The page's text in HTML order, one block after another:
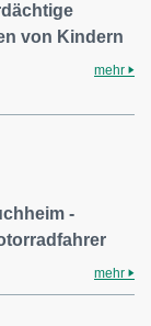
von Kindern
mehr
-
mehr